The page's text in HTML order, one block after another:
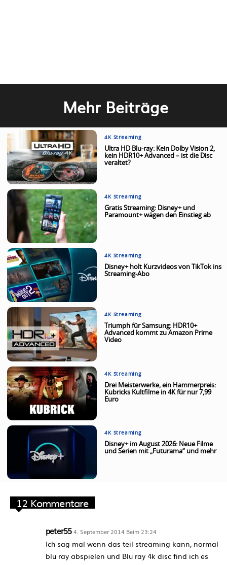
Mehr Beiträge
4K Streaming
Ultra HD Blu-ray: Kein Dolby Vision 2,
kein HDR10+ Advanced – ist die Disc
veraltet?
4K Streaming
Gratis Streaming: Disney+ und
Paramount+ wägen den Einstieg ab
4K Streaming
Disney+ holt Kurzvideos von TikTok ins
Streaming-Abo
4K Streaming
Triumph für Samsung: HDR10+
Advanced kommt zu Amazon Prime
Video
4K Streaming
Drei Meisterwerke, ein Hammerpreis:
Kubricks Kultfilme in 4K für nur 7,99
Euro
4K Streaming
Disney+ im August 2026: Neue Filme
und Serien mit „Futurama“ und mehr
12 Kommentare
peter55 4. September 2014 Beim 23:24
Ich sag mal wenn das teil streaming kann, normal
blu ray abspielen und Blu ray 4k disc find ich es